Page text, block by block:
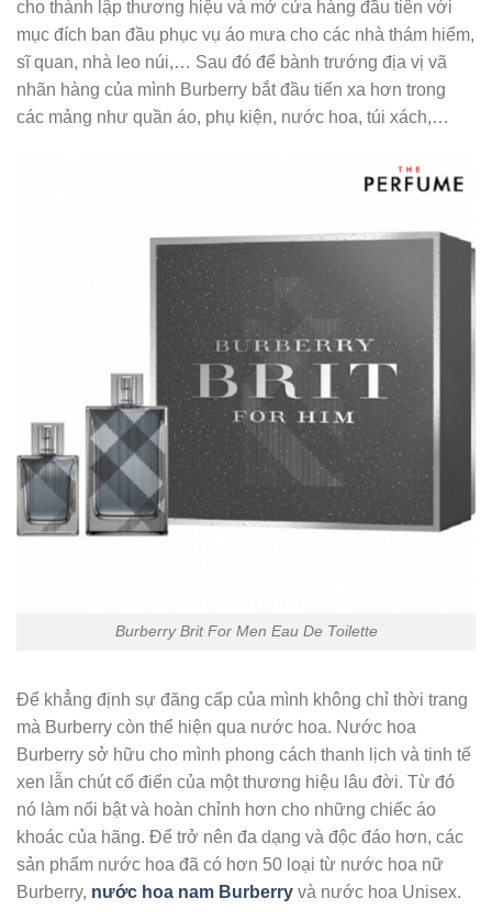
cho thành lập thương hiệu và mở cửa hàng đầu tiên với
mục đích ban đầu phục vụ áo mưa cho các nhà thám hiểm,
sĩ quan, nhà leo núi,… Sau đó để bành trướng địa vị vã
nhãn hàng của mình Burberry bắt đầu tiến xa hơn trong
các mảng như quần áo, phụ kiện, nước hoa, túi xách,…
Burberry Brit For Men Eau De Toilette
Để khẳng định sự đăng cấp của mình không chỉ thời trang
mà Burberry còn thể hiện qua nước hoa. Nước hoa
Burberry sở hữu cho mình phong cách thanh lịch và tinh tế
xen lẫn chút cổ điển của một thương hiệu lâu đời. Từ đó
nó làm nổi bật và hoàn chỉnh hơn cho những chiếc áo
khoác của hãng. Để trở nên đa dạng và độc đáo hơn, các
sản phẩm nước hoa đã có hơn 50 loại từ nước hoa nữ
Burberry, nước hoa nam Burberry và nước hoa Unisex.